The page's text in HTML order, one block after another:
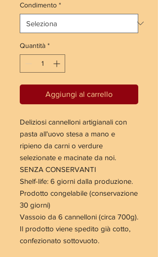
Condimento *
Quantità *
Aggiungi al carrello
Deliziosi cannelloni artigianali con
pasta all'uovo stesa a mano e
ripieno da carni o verdure
selezionate e macinate da noi.
SENZA CONSERVANTI
Shelf-life: 6 giorni dalla produzione.
Prodotto congelabile (conservazione
30 giorni)
Vassoio da 6 cannelloni (circa 700g).
Il prodotto viene spedito già cotto,
confezionato sottovuoto.